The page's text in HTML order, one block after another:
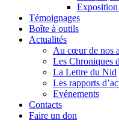
Témoignages
Boîte à outils
Actualités
Au cœur de nos
Les Chroniques
La Lettre du Nid
Les rapports
Evénements
Contacts
Faire un don